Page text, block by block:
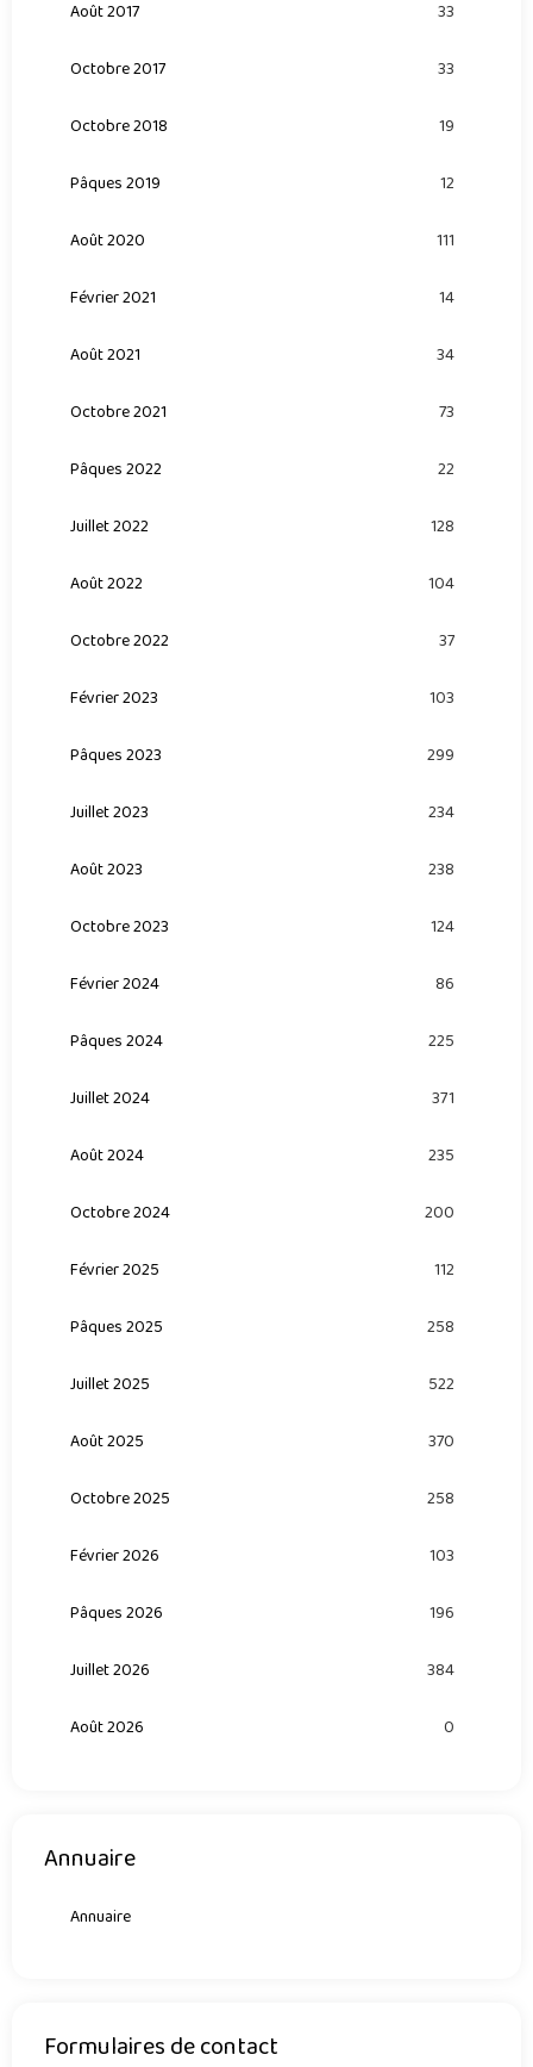
Août 2017 33
Octobre 2017 33
Octobre 2018 19
Pâques 2019 12
Août 2020 111
Février 2021 14
Août 2021 34
Octobre 2021 73
Pâques 2022 22
Juillet 2022 128
Août 2022 104
Octobre 2022 37
Février 2023 103
Pâques 2023 299
Juillet 2023 234
Août 2023 238
Octobre 2023 124
Février 2024 86
Pâques 2024 225
Juillet 2024 371
Août 2024 235
Octobre 2024 200
Février 2025 112
Pâques 2025 258
Juillet 2025 522
Août 2025 370
Octobre 2025 258
Février 2026 103
Pâques 2026 196
Juillet 2026 384
Août 2026 0
Annuaire
Annuaire
Formulaires de contact